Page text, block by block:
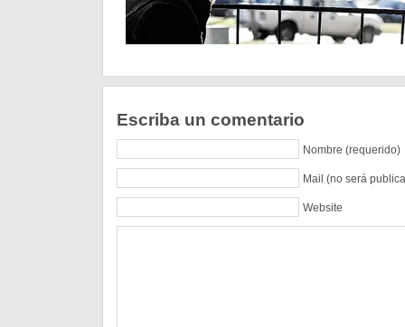
Escriba un comentario
Nombre (requerido)
Mail (no será
Website